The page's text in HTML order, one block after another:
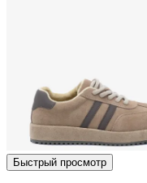
Быстрый просмотр